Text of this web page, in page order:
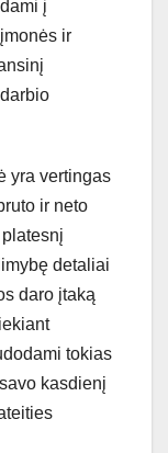
į
ir
yra vertingas
ir neto
detaliai
daro įtaką
tokias
kasdienį